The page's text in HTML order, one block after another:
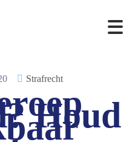
Strafrecht
Houd